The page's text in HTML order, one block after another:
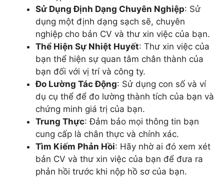
Sử Dụng Định Dạng Chuyên Nghiệp: Sử
dụng một định dạng sạch sẽ, chuyên
nghiệp cho bản CV và thư xin việc của bạn.
Thể Hiện Sự Nhiệt Huyết: Thư xin việc của
bạn thể hiện sự quan tâm chân thành của
bạn đối với vị trí và công ty.
Đo Lường Tác Động: Sử dụng con số và ví
dụ cụ thể để đo lường thành tích của bạn và
chứng minh giá trị của bạn.
Trung Thực: Đảm bảo mọi thông tin bạn
cung cấp là chân thực và chính xác.
Tìm Kiếm Phản Hồi: Hãy nhờ ai đó xem xét
bản CV và thư xin việc của bạn để đưa ra
phản hồi trước khi nộp hồ sơ của bạn.